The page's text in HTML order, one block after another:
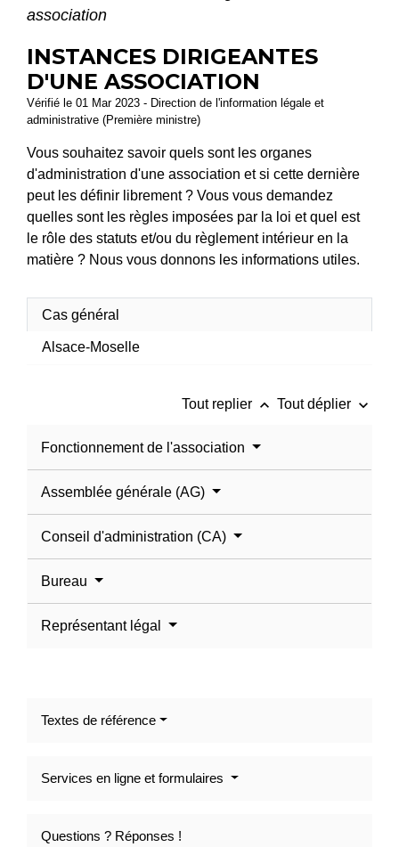
association
INSTANCES DIRIGEANTES
D'UNE ASSOCIATION
Vérifié le 01 Mar 2023 - Direction de l'information légale et
administrative (Première ministre)
Vous souhaitez savoir quels sont les organes
d'administration d'une association et si cette dernière
peut les définir librement ? Vous vous demandez
quelles sont les règles imposées par la loi et quel est
le rôle des statuts et/ou du règlement intérieur en la
matière ? Nous vous donnons les informations utiles.
Cas général
Alsace-Moselle
Tout replier keyboard_arrow_up Tout déplier keyboard_arrow_down
Fonctionnement de l'association
Assemblée générale (AG)
Conseil d'administration (CA)
Bureau
Représentant légal
Textes de référence
Services en ligne et formulaires
Questions ? Réponses !